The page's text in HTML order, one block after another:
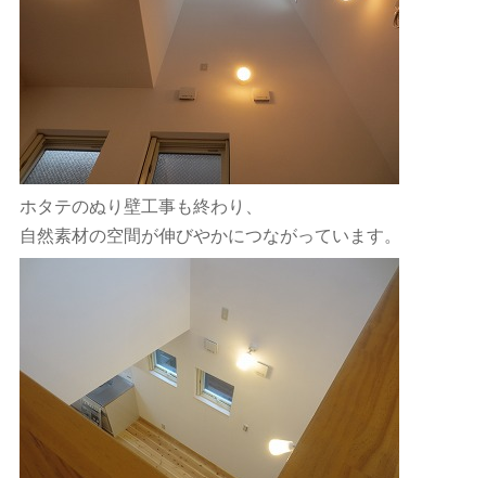
ホタテのぬり壁工事も終わり、
自然素材の空間が伸びやかにつながっています。